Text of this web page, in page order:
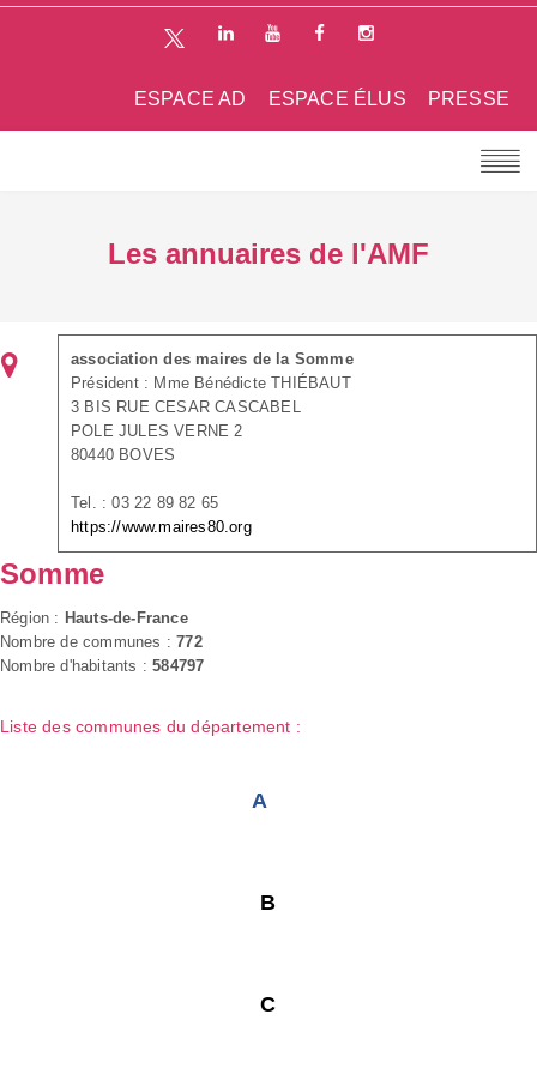
PRESSE
ESPACE ÉLUS
ESPACE AD
Les annuaires de l'AMF
association des maires de la Somme
Président : Mme Bénédicte THIÉBAUT
3 BIS RUE CESAR CASCABEL
POLE JULES VERNE 2
80440 BOVES
Tel. : 03 22 89 82 65
https://www.maires80.org
Somme
Région : Hauts-de-France
Nombre de communes :772
Nombre d'habitants :584797
Liste des communes du département :
A
B
C